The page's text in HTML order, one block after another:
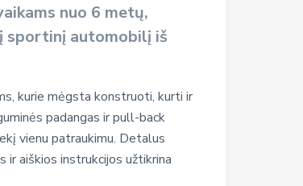
nuo 6 metų,
sportinį automobilį iš
kurie mėgsta konstruoti, kurti ir
padangas ir pull-back
vienu patraukimu. Detalus
aiškios instrukcijos užtikrina